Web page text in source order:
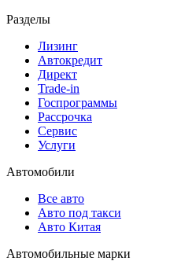
Разделы
Лизинг
Автокредит
Директ
Trade-in
Госпрограммы
Рассрочка
Сервис
Услуги
Автомобили
Все авто
Авто под такси
Авто Китая
Автомобильные марки